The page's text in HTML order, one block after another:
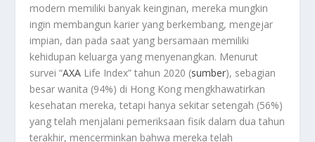
modern memiliki banyak keinginan, mereka mungkin
ingin membangun karier yang berkembang, mengejar
impian, dan pada saat yang bersamaan memiliki
kehidupan keluarga yang menyenangkan. Menurut
survei “AXA Life Index” tahun 2020 (sumber), sebagian
besar wanita (94%) di Hong Kong mengkhawatirkan
kesehatan mereka, tetapi hanya sekitar setengah (56%)
yang telah menjalani pemeriksaan fisik dalam dua tahun
terakhir, mencerminkan bahwa mereka telah